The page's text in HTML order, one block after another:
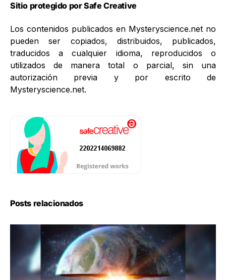
Sitio protegido por Safe Creative
Los contenidos publicados en Mysteryscience.net no
pueden ser copiados, distribuidos, publicados,
traducidos a cualquier idioma, reproducidos o
utilizados de manera total o parcial, sin una
autorización previa y por escrito de
Mysteryscience.net.
Posts relacionados